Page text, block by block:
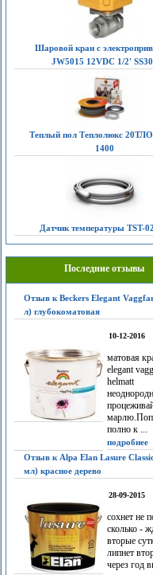
Шаровой кран с
JW5015 12VDC 1/2'
Теплый пол Теплолюкс
1400
Датчик температуры TST-
Последние отзывы
Отзыв к Beckers Elegant
л) глубокоматовая
10-12-2016
матовая
elegant
helmatt
полно к ...
подробнее
Отзыв к Alpa Elan Lasure
мл) красное дерево
28-09-2015
сохнет не
сколько -
вторые
липнет
через год